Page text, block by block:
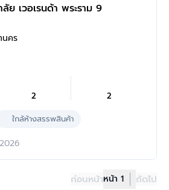
ย เวอเรนด้า พระราม 9
นคร
2
2
ใกล้ห้างสรรพสินค้า
ก่อนหน้าหน้า 1 ถัดไป